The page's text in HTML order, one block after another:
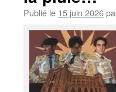
Publié le 15 juin 2026